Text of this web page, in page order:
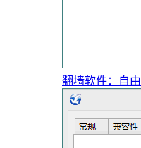
翻墙软件：自由